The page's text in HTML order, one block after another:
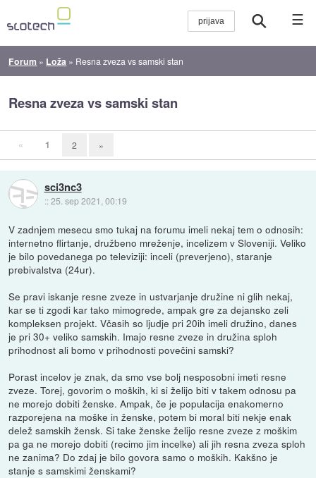
☰
Forum » Loža » Resna zveza vs samski stan
Resna zveza vs samski stan
« 1 2 »
sci3nc3
::25. sep 2021, 00:19
V zadnjem mesecu smo tukaj na forumu imeli nekaj tem o odnosih:
internetno flirtanje, družbeno mreženje, incelizem v Sloveniji. Veliko
je bilo povedanega po televiziji: inceli (preverjeno), staranje
prebivalstva (24ur).
Se pravi iskanje resne zveze in ustvarjanje družine ni glih nekaj,
kar se ti zgodi kar tako mimogrede, ampak gre za dejansko zeli
kompleksen projekt. Včasih so ljudje pri 20ih imeli družino, danes
je pri 30+ veliko samskih. Imajo resne zveze in družina sploh
prihodnost ali bomo v prihodnosti povečini samski?
Porast incelov je znak, da smo vse bolj nesposobni imeti resne
zveze. Torej, govorim o moških, ki si želijo biti v takem odnosu pa
ne morejo dobiti ženske. Ampak, če je populacija enakomerno
razporejena na moške in ženske, potem bi moral biti nekje enak
delež samskih žensk. Si take ženske želijo resne zveze z moškim
pa ga ne morejo dobiti (recimo jim incelke) ali jih resna zveza sploh
ne zanima? Do zdaj je bilo govora samo o moških. Kakšno je
stanje s samskimi ženskami?